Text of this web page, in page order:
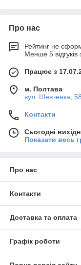
Про нас
Рейтинг не
Менше 5 відгуків
Працює з
м. Полтава
вул. Шевченка,
Контакти
Сьогодні
Показати весь
Про нас
Контакти
Доставка та оплата
Графік роботи